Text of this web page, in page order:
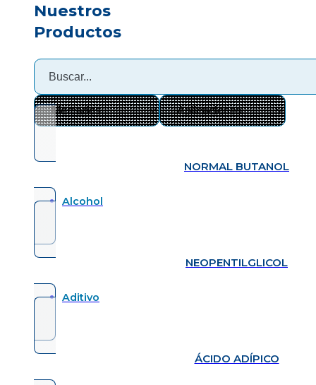
Nuestros
Productos
NORMAL BUTANOL
Alcohol
NEOPENTILGLICOL
Aditivo
ÁCIDO ADÍPICO